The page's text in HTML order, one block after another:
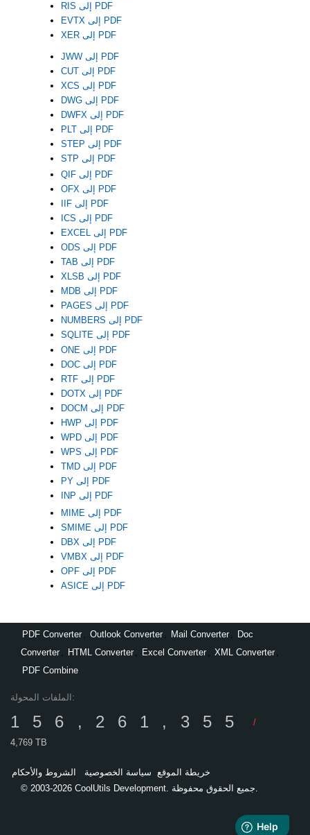
RIS إلى PDF
EVTX إلى PDF
XER إلى PDF
JWW إلى PDF
CUT إلى PDF
XCS إلى PDF
DWG إلى PDF
DWFX إلى PDF
PLT إلى PDF
STEP إلى PDF
STP إلى PDF
QIF إلى PDF
OFX إلى PDF
IIF إلى PDF
ICS إلى PDF
EXCEL إلى PDF
ODS إلى PDF
TAB إلى PDF
XLSB إلى PDF
MDB إلى PDF
PAGES إلى PDF
NUMBERS إلى PDF
SQLITE إلى PDF
ONE إلى PDF
DOC إلى PDF
RTF إلى PDF
DOTX إلى PDF
DOCM إلى PDF
HWP إلى PDF
WPD إلى PDF
WPS إلى PDF
TMD إلى PDF
PY إلى PDF
INP إلى PDF
MIME إلى PDF
SMIME إلى PDF
DBX إلى PDF
VMBX إلى PDF
OPF إلى PDF
ASICE إلى PDF
PDF Converter , Outlook Converter , Mail Converter ,
Doc
Converter , HTML Converter , Excel Converter , XML Converter ,
PDF Combine
الملفات المحولة:
156,261,355
/
4,769 TB
خريطة الموقع سياسة الخصوصية
الشروط والأحكام